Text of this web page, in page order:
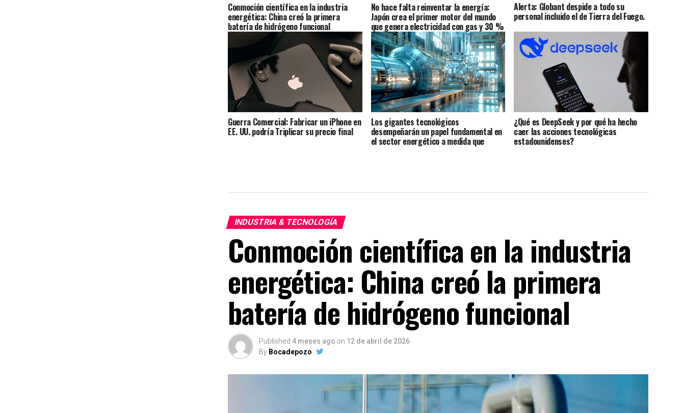
Conmoción científica en la industria
energética: China creó la primera
batería de hidrógeno funcional
No hace falta reinventar la energía:
Japón crea el primer motor del mundo
que genera electricidad con gas y 30 %
de hidrógeno
Alerta: Globant despide a todo su
personal incluido el de Tierra del Fuego.
Guerra Comercial: Fabricar un iPhone en
EE. UU. podría Triplicar su precio final
Los gigantes tecnológicos
desempeñarán un papel fundamental en
el sector energético a medida que
¿Qué es DeepSeek y por qué ha hecho
caer las acciones tecnológicas
estadounidenses?
INDUSTRIA & TECNOLOGÍA
Conmoción científica en la industria
energética: China creó la primera
batería de hidrógeno funcional
Published 4 meses ago on 12 de abril de 2026
By Bocadepozo